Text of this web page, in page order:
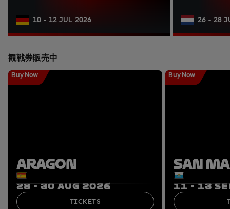
10 - 12 JUL 2026 26 - 28
観戦券販売中
Buy Now
ARAGON
28 - 30 AUG 2026
TICKETS
Buy Now
SAN
11 - 13